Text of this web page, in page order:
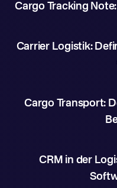
Cargo Tracking
Carrier Logistik:
Cargo Transport:
CRM in der